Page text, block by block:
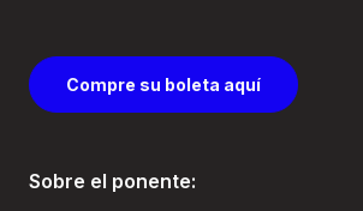
Compre su boleta aquí
Sobre el ponente: